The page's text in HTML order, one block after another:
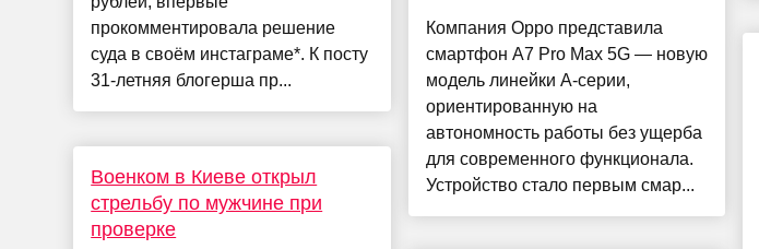
прокомментировала решение
суда в своём инстаграме*. К посту
31-летняя блогерша пр...
Военком в Киеве открыл
стрельбу по мужчине при
проверке
Компания Oppo представила
смартфон A7 Pro Max 5G — новую
модель линейки A-серии,
ориентированную на
автономность работы без ущерба
для современного функционала.
Устройство стало первым смар...